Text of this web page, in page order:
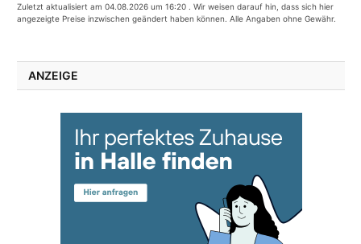
Zuletzt aktualisiert am 04.08.2026 um 16:20 . Wir weisen darauf hin, dass sich hier
angezeigte Preise inzwischen geändert haben können. Alle Angaben ohne Gewähr.
ANZEIGE